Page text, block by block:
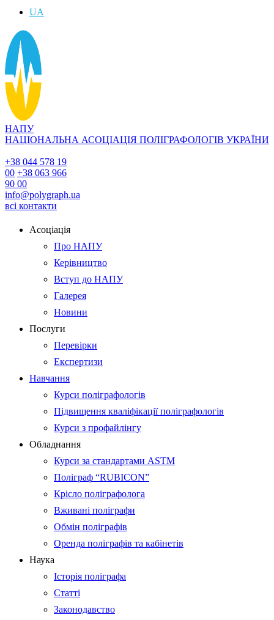
UA
НАПУ
НАЦІОНАЛЬНА АСОЦІАЦІЯ ПОЛІГРАФОЛОГІВ УКРАЇНИ
+38 044 578 19
00 +38 063 966
90 00
info@polygraph.ua
всі контакти
Асоціація
Про НАПУ
Керівництво
Вступ до НАПУ
Галерея
Новини
Послуги
Перевірки
Експертизи
Навчання
Курси поліграфологів
Підвищення кваліфікації поліграфологів
Курси з профайлінгу
Обладнання
Курси за стандартами ASTM
Поліграф “RUBICON”
Крісло поліграфолога
Вживані поліграфи
Обмін поліграфів
Оренда поліграфів та кабінетів
Наука
Історія поліграфа
Статті
Законодавство